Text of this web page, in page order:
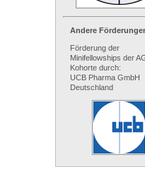
Andere
Förderung der
Minifellowships der
Kohorte durch:
UCB Pharma GmbH
Deutschland